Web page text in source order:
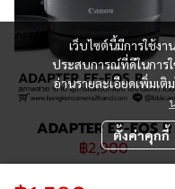
ADAPTER EF-EOS R
฿2,900
เว็บไซต์นี้มีการใช้ง
ประสบการณ์ที่ดีในการ
อ่านรายละเอียดเพิ่มเติ
ตั้งค่าคุกกี้